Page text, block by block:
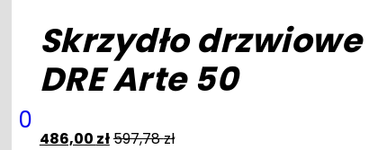
0
Skrzydło drzwiowe
DRE Arte 50
486,00 zł597,78zł